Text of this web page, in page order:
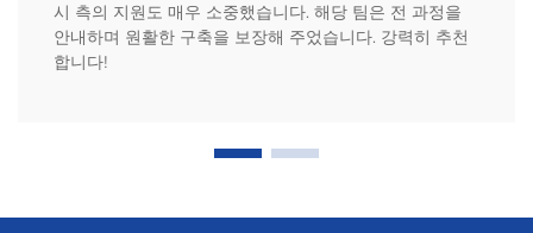
시 측의 지원도 매우 소중했습니다. 해당 팀은 전 과정을
안내하며 원활한 구축을 보장해 주었습니다. 강력히 추천
합니다!